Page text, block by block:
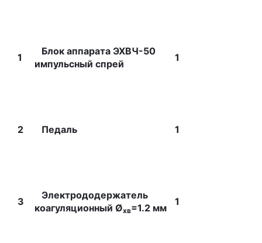
1
Блок аппарата ЭХВЧ-50
импульсный спрей
1
2 Педаль 1
3
Электрододержатель
коагуляционный Øхв=1.2 мм
1